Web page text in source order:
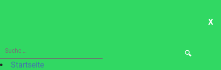
X
Suche
nach:Startseite